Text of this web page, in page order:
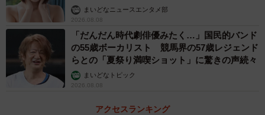
まいどなニュースエンタメ部
2026.08.08
「だんだん時代劇俳優みたく…」国民的バンド
の55歳ボーカリスト 競馬界の57歳レジェンド
らとの「夏祭り満喫ショット」に驚きの声続々
まいどなトピック
2026.08.08
アクセスランキング